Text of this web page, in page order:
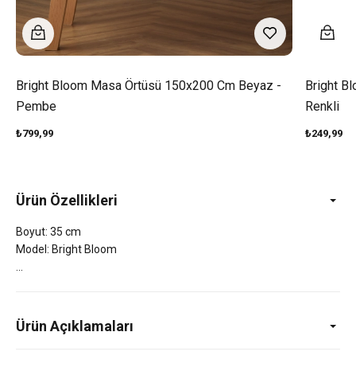
Bright Bloom Masa Örtüsü 150x200 Cm Beyaz -
Pembe
₺799,99
Bright
Renkli
₺249,99
Ürün Özellikleri
Boyut: 35 cm
Model: Bright Bloom
Ürün Açıklamaları